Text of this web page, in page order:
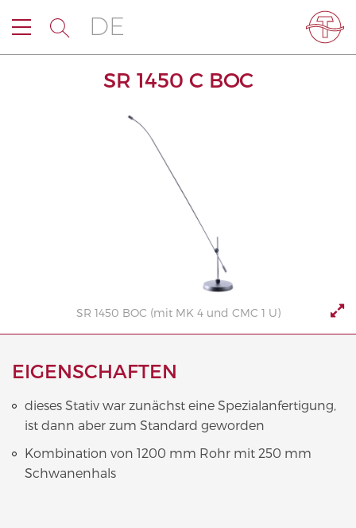
DE
SR 1450 C BOC
SR 1450 BOC (mit MK 4 und CMC 1 U)
EIGENSCHAFTEN
dieses Stativ war zunächst eine Spezialanfertigung,
ist dann aber zum Standard geworden
Kombination von 1200 mm Rohr mit 250 mm
Schwanenhals